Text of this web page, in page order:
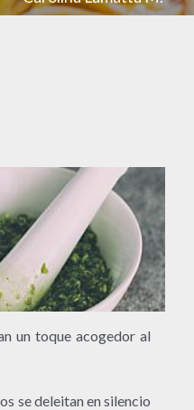
un toque acogedor al
se deleitan en silencio